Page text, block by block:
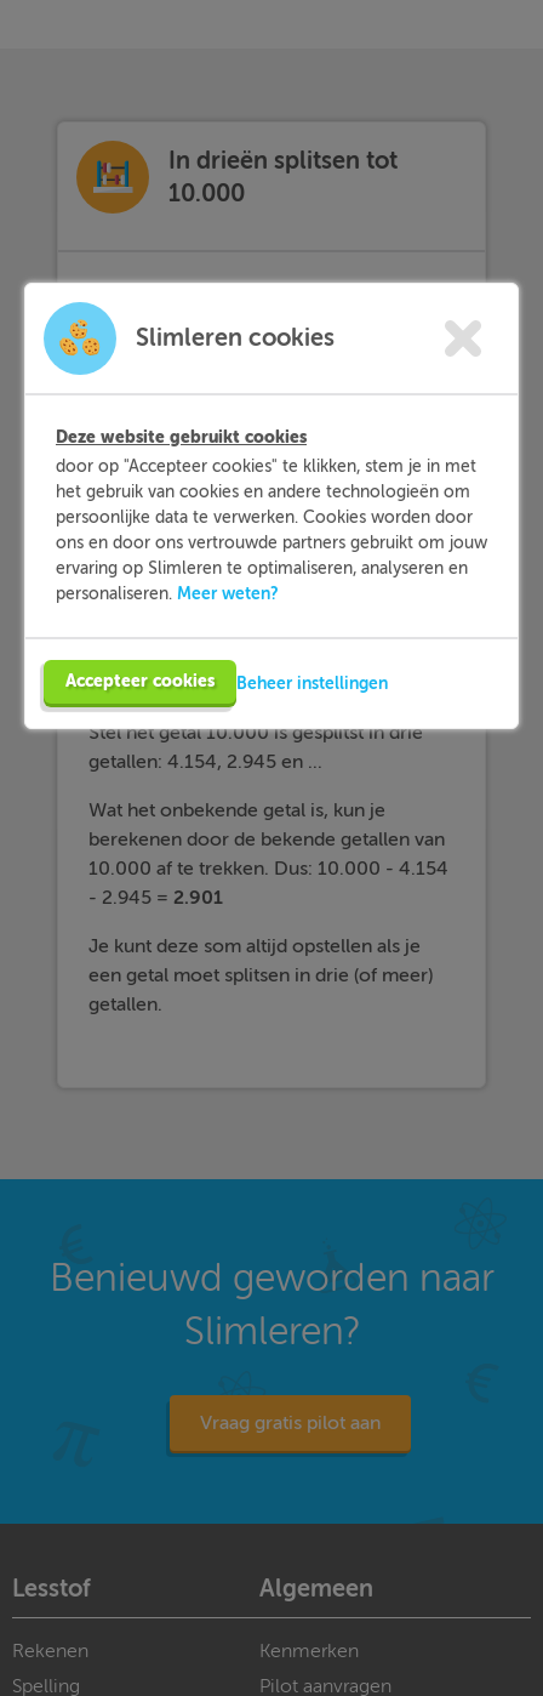
In drieën splitsen tot
10.000
Theorie
Uitdaging
Bij hetin drieën splitsen tot 10.000moet
je de bekende getallen aanvullen met een
ander getal, zodat de drie getallen samen
bij elkaar opgeteld 100 zijn.
Methode
Stel het getal 10.000 is gesplitst in drie
getallen: 4.154, 2.945 en ...
Wat het onbekende getal is, kun je
berekenen door de bekende getallen van
10.000 af te trekken. Dus: 10.000 - 4.154
- 2.945 = 2.901
Je kunt deze som altijd opstellen als je
een getal moet splitsen in drie (of meer)
getallen.
Benieuwd geworden naar
Slimleren?
Vraag gratis pilot aan
Lesstof Algemeen
Rekenen
Spelling
Kenmerken
Pilot aanvragen
Slimleren cookies
Deze website gebruikt cookies
door op "Accepteer cookies" te klikken, stem je in met
het gebruik van cookies en andere technologieën om
persoonlijke data te verwerken. Cookies worden door
ons en door ons vertrouwde partners gebruikt om jouw
ervaring op Slimleren te optimaliseren, analyseren en
personaliseren. Meer weten?
Accepteer cookies Beheer instellingen